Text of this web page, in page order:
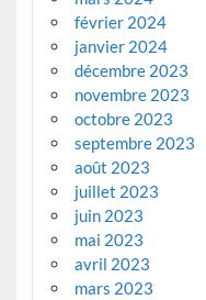
février 2024
janvier 2024
décembre 2023
novembre 2023
octobre 2023
septembre 2023
août 2023
juillet 2023
juin 2023
mai 2023
avril 2023
mars 2023